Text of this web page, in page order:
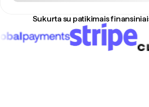
Sukurta su patikimais